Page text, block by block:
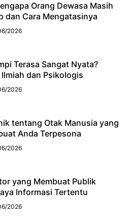
Orang Dewasa Masih
dan Cara Mengatasinya
2026
Terasa Sangat Nyata?
dan Psikologis
2026
tentang Otak Manusia yang
Anda Terpesona
2026
yang Membuat Publik
Informasi Tertentu
2026